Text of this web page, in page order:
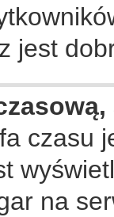
jest
czasu
na